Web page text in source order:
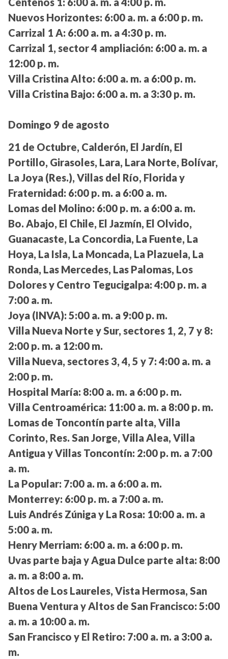
Nuevos Horizontes: 6:00 a. m. a 6:00 p. m.
Carrizal 1 A: 6:00 a. m. a 4:30 p. m.
Carrizal 1, sector 4 ampliación: 6:00 a. m. a
12:00 p. m.
Villa Cristina Alto: 6:00 a. m. a 6:00 p. m.
Villa Cristina Bajo: 6:00 a. m. a 3:30 p. m.
Domingo 9 de agosto
21 de Octubre, Calderón, El Jardín, El
Portillo, Girasoles, Lara, Lara Norte, Bolívar,
La Joya (Res.), Villas del Río, Florida y
Fraternidad: 6:00 p. m. a 6:00 a. m.
Lomas del Molino: 6:00 p. m. a 6:00 a. m.
Bo. Abajo, El Chile, El Jazmín, El Olvido,
Guanacaste, La Concordia, La Fuente, La
Hoya, La Isla, La Moncada, La Plazuela, La
Ronda, Las Mercedes, Las Palomas, Los
Dolores y Centro Tegucigalpa: 4:00 p. m. a
7:00 a. m.
Joya (INVA): 5:00 a. m. a 9:00 p. m.
Villa Nueva Norte y Sur, sectores 1, 2, 7 y 8:
2:00 p. m. a 12:00 m.
Villa Nueva, sectores 3, 4, 5 y 7: 4:00 a. m. a
2:00 p. m.
Hospital María: 8:00 a. m. a 6:00 p. m.
Villa Centroamérica: 11:00 a. m. a 8:00 p. m.
Lomas de Toncontín parte alta, Villa
Corinto, Res. San Jorge, Villa Alea, Villa
Antigua y Villas Toncontín: 2:00 p. m. a 7:00
a. m.
La Popular: 7:00 a. m. a 6:00 a. m.
Monterrey: 6:00 p. m. a 7:00 a. m.
Luis Andrés Zúniga y La Rosa: 10:00 a. m. a
5:00 a. m.
Henry Merriam: 6:00 a. m. a 6:00 p. m.
Uvas parte baja y Agua Dulce parte alta: 8:00
a. m. a 8:00 a. m.
Altos de Los Laureles, Vista Hermosa, San
Buena Ventura y Altos de San Francisco: 5:00
a. m. a 10:00 a. m.
San Francisco y El Retiro: 7:00 a. m. a 3:00 a.
m.